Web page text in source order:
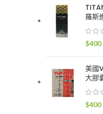
羅斯
$400
美國
大膠
$400